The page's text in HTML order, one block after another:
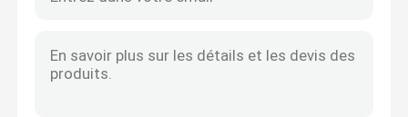
Bulldozer sur chenilles